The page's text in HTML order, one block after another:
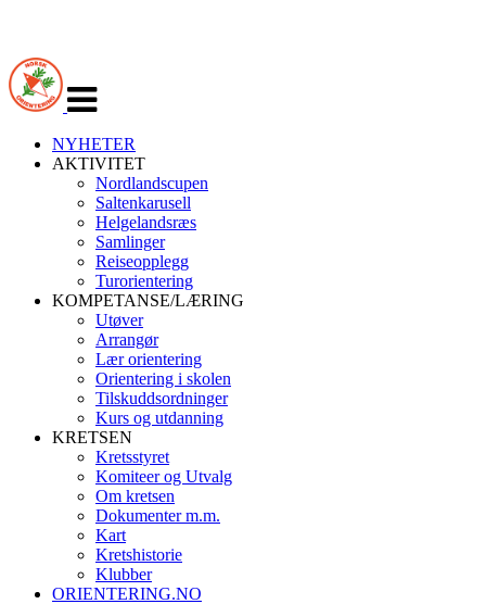
navigasjon
NYHETER
AKTIVITET
Nordlandscupen
Saltenkarusell
Helgelandsræs
Samlinger
Reiseopplegg
Turorientering
KOMPETANSE/LÆRING
Utøver
Arrangør
Lær orientering
Orientering i skolen
Tilskuddsordninger
Kurs og utdanning
KRETSEN
Kretsstyret
Komiteer og Utvalg
Om kretsen
Dokumenter m.m.
Kart
Kretshistorie
Klubber
ORIENTERING.NO